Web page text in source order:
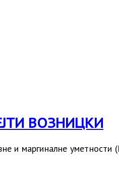
ВОЗНИЦКИ
и маргиналне